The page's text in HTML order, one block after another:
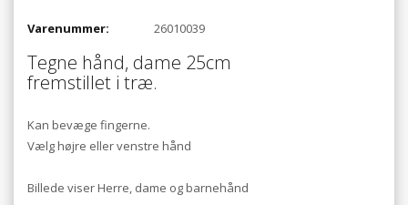
Varenummer: 26010039
Tegne hånd, dame 25cm
fremstillet i træ.
Kan bevæge fingerne.
Vælg højre eller venstre hånd
Billede viser Herre, dame og barnehånd